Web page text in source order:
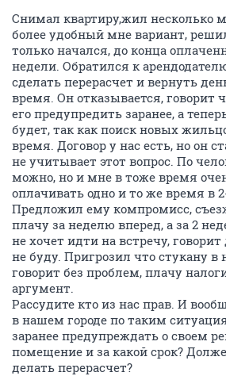
Снимал квартиру,жил несколько
более удобный мне вариант,
только начался, до конца
недели. Обратился к
сделать перерасчет и вернуть
время. Он отказывается, говорит
его предупредить заранее, а
будет, так как поиск новых
время. Договор у нас есть, но он
не учитывает этот вопрос. По
можно, но и мне в тоже время
оплачивать одно и то же время в
Предложил ему компромисс,
плачу за неделю вперед, а за 2
не хочет идти на встречу,
не буду. Пригрозил что стукану в
говорит без проблем, плачу
аргумент.
Рассудите кто из нас прав. И
в нашем городе по таким
заранее предупреждать о своем
помещение и за какой срок?
делать перерасчет?